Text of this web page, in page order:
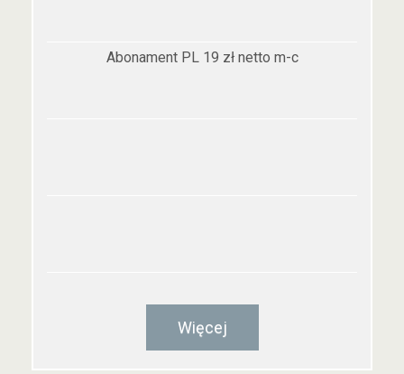
Abonament PL 19 zł netto m-c
Więcej